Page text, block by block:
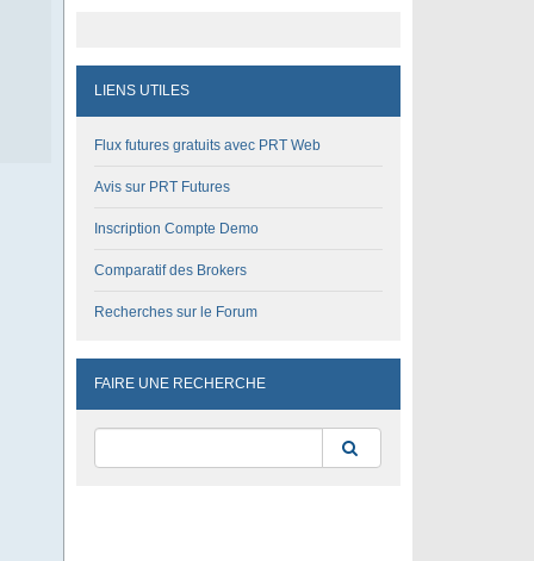
LIENS UTILES
Flux futures gratuits avec PRT Web
Avis sur PRT Futures
Inscription Compte Demo
Comparatif des Brokers
Recherches sur le Forum
FAIRE UNE RECHERCHE